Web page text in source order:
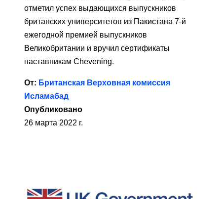
отметил успех выдающихся выпускников
британских университетов из Пакистана 7-й
ежегодной премией выпускников
Великобритании и вручил сертификаты
наставникам Chevening.
От: Британская Верховная комиссия
Исламабад
Опубликовано
26 марта 2022 г.